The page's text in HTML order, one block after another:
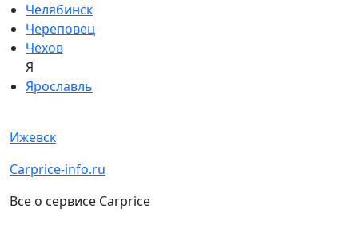
Челябинск
Череповец
Чехов
Я
Ярославль
Ижевск
Carprice-info.ru
Все о сервисе Carprice